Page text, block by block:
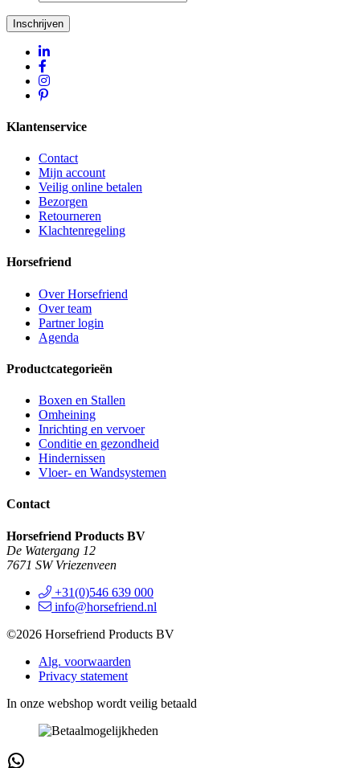
Inschrijven
Klantenservice
Contact
Mijn account
Veilig online betalen
Bezorgen
Retourneren
Klachtenregeling
Horsefriend
Over Horsefriend
Over team
Partner login
Agenda
Productcategorieën
Boxen en Stallen
Omheining
Inrichting en vervoer
Conditie en gezondheid
Hindernissen
Vloer- en Wandsystemen
Contact
Horsefriend Products BV
De Watergang 12
7671 SW Vriezenveen
+31(0)546 639 000
info@horsefriend.nl
©2026 Horsefriend Products BV
Alg. voorwaarden
Privacy statement
In onze webshop wordt veilig betaald